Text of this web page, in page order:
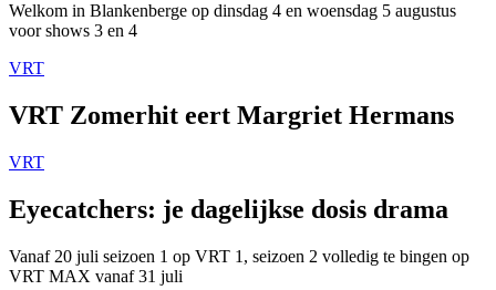
Welkom in Blankenberge op dinsdag 4 en woensdag 5 augustus
voor shows 3 en 4
VRT
VRT Zomerhit eert Margriet Hermans
VRT
Eyecatchers: je dagelijkse dosis drama
Vanaf 20 juli seizoen 1 op VRT 1, seizoen 2 volledig te bingen op
VRT MAX vanaf 31 juli